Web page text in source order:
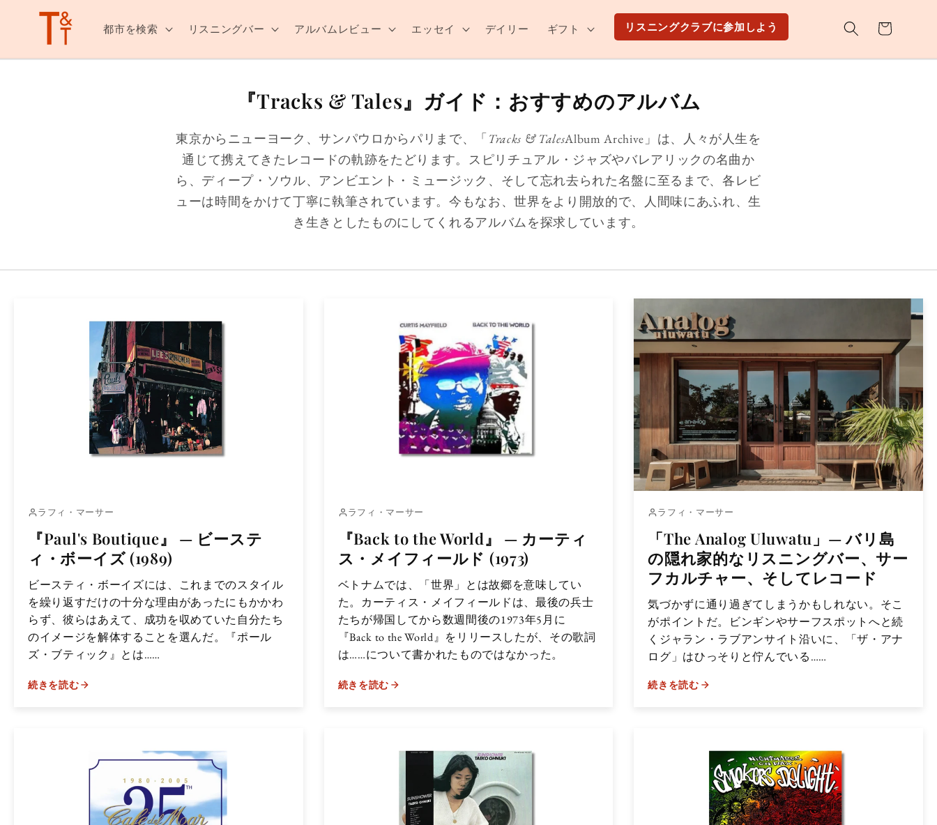
ンツへ
スキッ
都市を検索 リスニングバー アルバムレビュー エッセイ デイリー ギフト リスニングクラブに参加しよう
ー
『Tracks & Tales』ガイド：おすすめのアルバム
東京からニューヨーク、サンパウロからパリまで、「Tracks & TalesAlbum Archive」は、人々が人生を
通じて携えてきたレコードの軌跡をたどります。スピリチュアル・ジャズやバレアリックの名曲か
ら、ディープ・ソウル、アンビエント・ミュージック、そして忘れ去られた名盤に至るまで、各レビ
ューは時間をかけて丁寧に執筆されています。今もなお、世界をより開放的で、人間味にあふれ、生
き生きとしたものにしてくれるアルバムを探求しています。
ラフィ・マーサー
『Paul's Boutique』 — ビーステ
ィ・ボーイズ (1989)
ビースティ・ボーイズには、これまでのスタイル
を繰り返すだけの十分な理由があったにもかかわ
らず、彼らはあえて、成功を収めていた自分たち
のイメージを解体することを選んだ。『ポール
ズ・ブティック』とは……
続きを読む
ラフィ・マーサー
『Back to the World』 — カーティ
ス・メイフィールド (1973)
ベトナムでは、「世界」とは故郷を意味してい
た。カーティス・メイフィールドは、最後の兵士
たちが帰国してから数週間後の1973年5月に
『Back to the World』をリリースしたが、その歌詞
は……について書かれたものではなかった。
続きを読む
ラフィ・マーサー
「The Analog Uluwatu」— バリ島
の隠れ家的なリスニングバー、サー
フカルチャー、そしてレコード
気づかずに通り過ぎてしまうかもしれない。そこ
がポイントだ。ビンギンやサーフスポットへと続
くジャラン・ラブアンサイト沿いに、「ザ・アナ
ログ」はひっそりと佇んでいる……
続きを読む